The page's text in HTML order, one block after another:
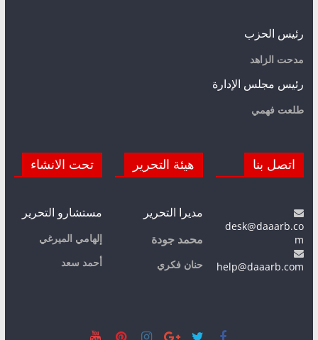
رئيس الحزب
مدحت الزاهد
رئيس مجلس الإدارة
طلعت فهمي
اتصل بنا
desk@daaarb.co
m
help@daaarb.com
هيئة التحرير
مديرا التحرير
محمد جودة
حنان فكري
تحت الانشاء
مستشارو التحرير
إلهامي الميرغي
أحمد سعد